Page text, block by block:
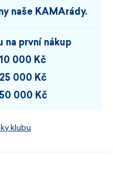
naše KAMArády.
na první nákup
10 000 Kč
25 000 Kč
50 000 Kč
klubu